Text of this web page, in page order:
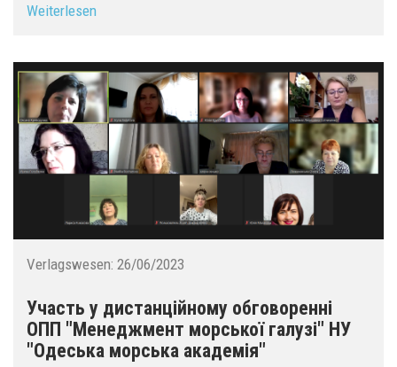
Weiterlesen
Verlagswesen: 26/06/2023
Участь у дистанційному обговоренні
ОПП "Менеджмент морської галузі" НУ
"Одеська морська академія"